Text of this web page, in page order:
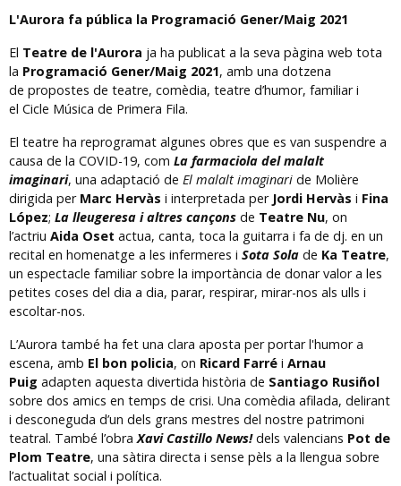
L'Aurora fa pública la Programació Gener/Maig 2021
El Teatre de l'Aurora ja ha publicat a la seva pàgina web tota
la Programació Gener/Maig 2021, amb una dotzena
de propostes de teatre, comèdia, teatre d’humor, familiar i
el Cicle Música de Primera Fila.
El teatre ha reprogramat algunes obres que es van suspendre a
causa de la COVID-19, com La farmaciola del malalt
imaginari, una adaptació de El malalt imaginari de Molière
dirigida per Marc Hervàs i interpretada per Jordi Hervàs i Fina
López; La lleugeresa i altres cançons de Teatre Nu, on
l’actriu Aida Oset actua, canta, toca la guitarra i fa de dj. en un
recital en homenatge a les infermeres i Sota Sola de Ka Teatre,
un espectacle familiar sobre la importància de donar valor a les
petites coses del dia a dia, parar, respirar, mirar-nos als ulls i
escoltar-nos.
L’Aurora també ha fet una clara aposta per portar l'humor a
escena, amb El bon policia, on Ricard Farré i Arnau
Puig adapten aquesta divertida història de Santiago Rusiñol
sobre dos amics en temps de crisi. Una comèdia afilada, delirant
i desconeguda d’un dels grans mestres del nostre patrimoni
teatral. També l’obraXavi Castillo News!dels valencians Pot de
Plom Teatre, una sàtira directa i sense pèls a la llengua sobre
l’actualitat social i política.